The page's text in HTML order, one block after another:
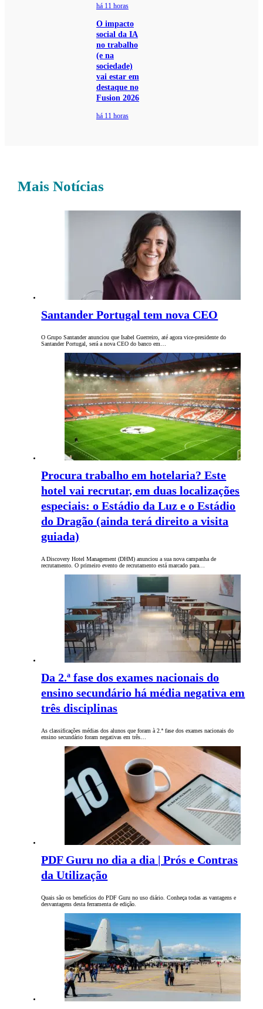
há 11 horas
O impacto
social da IA
no trabalho
(e na
sociedade)
vai estar em
destaque no
Fusion 2026
há 11 horas
Mais Notícias
Santander Portugal tem nova CEO
O Grupo Santander anunciou que Isabel Guerreiro, até agora vice-presidente do
Santander Portugal, será a nova CEO do banco em…
Procura trabalho em hotelaria? Este
hotel vai recrutar, em duas localizações
especiais: o Estádio da Luz e o Estádio
do Dragão (ainda terá direito a visita
guiada)
A Discovery Hotel Management (DHM) anunciou a sua nova campanha de
recrutamento. O primeiro evento de recrutamento está marcado para…
Da 2.ª fase dos exames nacionais do
ensino secundário há média negativa em
três disciplinas
As classificações médias dos alunos que foram à 2.ª fase dos exames nacionais do
ensino secundário foram negativas em três…
PDF Guru no dia a dia | Prós e Contras
da Utilização
Quais são os benefícios do PDF Guru no uso diário. Conheça todas as vantagens e
desvantagens desta ferramenta de edição.